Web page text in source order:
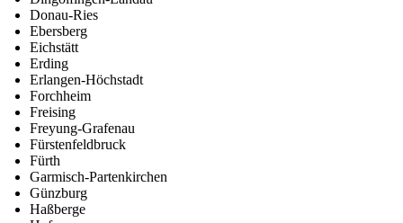
Donau-Ries
Ebersberg
Eichstätt
Erding
Erlangen-Höchstadt
Forchheim
Freising
Freyung-Grafenau
Fürstenfeldbruck
Fürth
Garmisch-Partenkirchen
Günzburg
Haßberge